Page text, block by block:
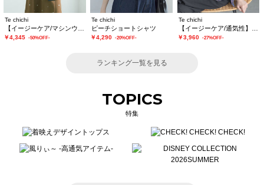
Te chichi
￥4,345 -50%OFF-
Te chichi
ピーチショートシャツ
￥4,290 -20%OFF-
Te chichi
￥3,960 -27%OFF-
ランキング一覧を見る
TOPICS
特集